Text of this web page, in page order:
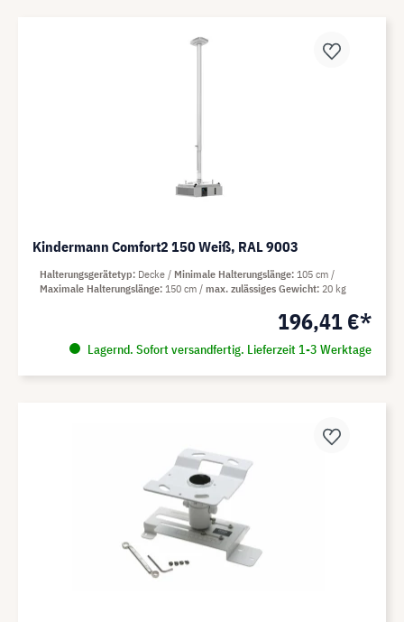
Kindermann Comfort2 150 Weiß, RAL 9003
196,41 €*
Lagernd. Sofort versandfertig. Lieferzeit 1-3 Werktage
Halterungsgerätetyp Decke Minimale Halterungslänge 105 cm
Maximale Halterungslänge 150 cm max. zulässiges Gewicht 20 kg